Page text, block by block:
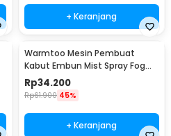
+ Keranjang
Warmtoo Mesin Pembuat
Kabut Embun Mist Spray Fog
Maker 12 LED 24V - WT01
Rp34.200
Rp61.900 45%
+ Keranjang